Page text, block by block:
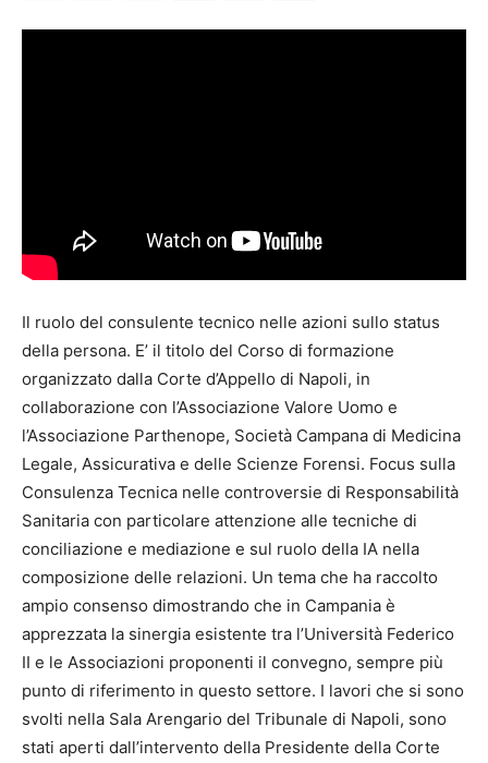
Il ruolo del consulente tecnico nelle azioni sullo status
della persona. E’ il titolo del Corso di formazione
organizzato dalla Corte d’Appello di Napoli, in
collaborazione con l’Associazione Valore Uomo e
l’Associazione Parthenope, Società Campana di Medicina
Legale, Assicurativa e delle Scienze Forensi. Focus sulla
Consulenza Tecnica nelle controversie di Responsabilità
Sanitaria con particolare attenzione alle tecniche di
conciliazione e mediazione e sul ruolo della IA nella
composizione delle relazioni. Un tema che ha raccolto
ampio consenso dimostrando che in Campania è
apprezzata la sinergia esistente tra l’Università Federico
II e le Associazioni proponenti il convegno, sempre più
punto di riferimento in questo settore. I lavori che si sono
svolti nella Sala Arengario del Tribunale di Napoli, sono
stati aperti dall’intervento della Presidente della Corte